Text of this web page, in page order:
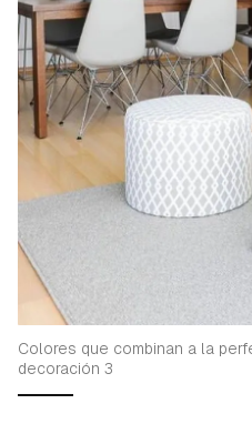
Colores que combinan a la
decoración 3